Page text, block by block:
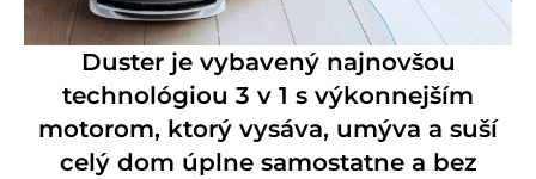
Duster je vybavený najnovšou
technológiou 3 v 1 s výkonnejším
motorom, ktorý vysáva, umýva a suší
celý dom úplne samostatne a bez